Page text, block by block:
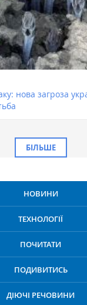
нова загроза
БІЛЬШЕ
НОВИНИ
ТЕХНОЛОГІЇ
ПОЧИТАТИ
ПОДИВИТИСЬ
ДІЮЧІ РЕЧОВИНИ